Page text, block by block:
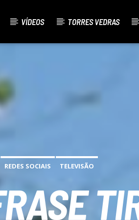
VÍDEOS TORRES VEDRAS
REDES SOCIAIS TELEVISÃO